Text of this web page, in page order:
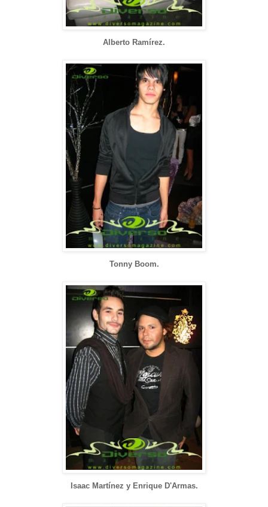
Alberto Ramírez.
Tonny Boom.
Isaac Martínez y Enrique D'Armas.